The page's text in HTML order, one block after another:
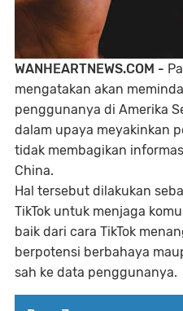
WANHEARTNEWS.COM -
mengatakan akan
penggunanya di Amerika
dalam upaya meyakinkan
tidak membagikan
China.
Hal tersebut dilakukan
TikTok untuk menjaga
baik dari cara TikTok
berpotensi berbahaya
sah ke data penggunanya.